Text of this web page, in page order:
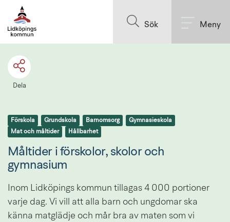
Sök Meny
Dela
Förskola Grundskola Barnomsorg
Gymnasieskola
Mat och måltider
Hållbarhet
Måltider i förskolor, skolor och
gymnasium
Inom Lidköpings kommun tillagas 4 000 portioner
varje dag. Vi vill att alla barn och ungdomar ska
känna matglädje och mår bra av maten som vi